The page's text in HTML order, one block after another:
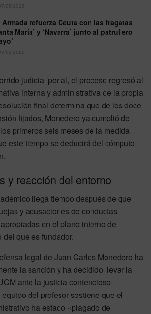
08/2026
Armada refuerza Ceuta con las fragatas
María’ y ‘Navarra’ junto al patrullero
08/2026
judicial penal, el proceso regresó al
interna y administrativa de la propia
final determina que de los doce
fijados, Monedero ya cumplió de
primeros seis meses de la medida
este tiempo se deducirá del cómputo
y reacción del entorno
llega tiempo después de que
y acusaciones de conductas
en el plano interno de
del que es fundador.
legal de Juan Carlos Monedero ha
la sanción y ha decidido llevar la
ante la justicia contencioso-
equipo del profesor sostiene que el
ha estado «plagado de